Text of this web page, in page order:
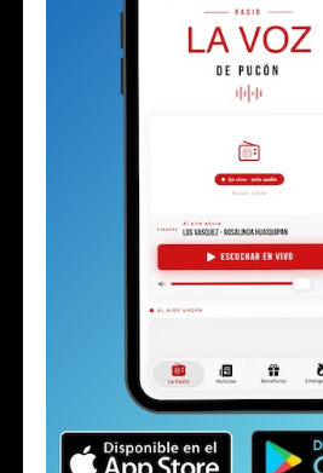
BUSCAR